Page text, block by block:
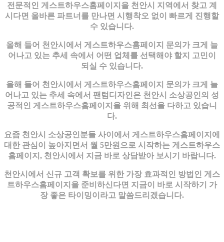
전문적인 게스트하우스홈페이지을 천안시 지역에서 찾고 계
시다면 올바른 파트너를 만나면 시행착오 없이 빠르게 진행할
수 있습니다.
올해 들어 천안시에서 게스트하우스홈페이지 문의가 크게 늘
어나고 있는 추세 속에서 어떤 업체를 선택해야 할지 고민이
되실 수 있습니다.
올해 들어 천안시에서 게스트하우스홈페이지 문의가 크게 늘
어나고 있는 추세 속에서 팬텀디자인은 천안시 소상공인의 성
공적인 게스트하우스홈페이지을 위해 최선을 다하고 있습니
다.
요즘 천안시 소상공인분들 사이에서 게스트하우스홈페이지에
대한 관심이 높아지면서 월 5만원으로 시작하는 게스트하우스
홈페이지, 천안시에서 지금 바로 상담받아 보시기 바랍니다.
천안시에서 신규 고객 확보를 위한 가장 효과적인 방법인 게스
트하우스홈페이지을 준비하신다면 지금이 바로 시작하기 가
장 좋은 타이밍이라고 말씀드리겠습니다.